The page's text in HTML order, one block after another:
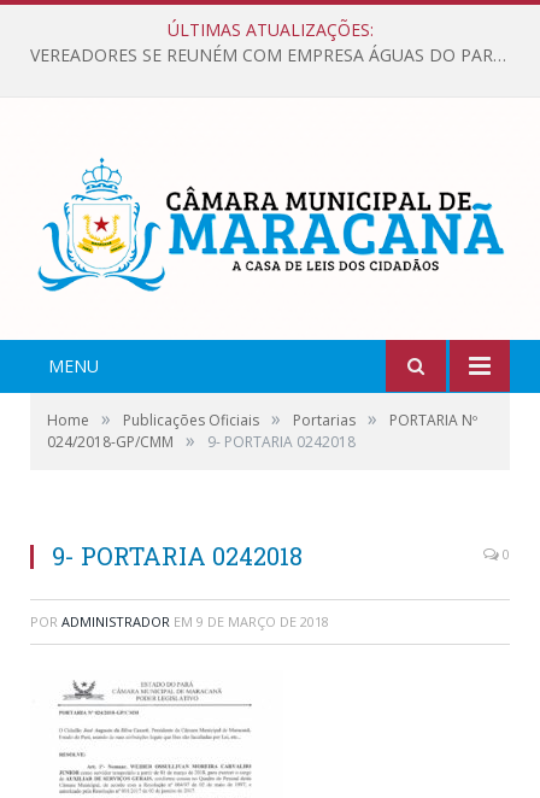
ÚLTIMAS ATUALIZAÇÕES:
VEREADORES SE REUNÉM COM EMPRESA ÁGUAS DO PARÁ, PARA APRESENTAR REIVINDICAÇÕES E MELHORIAS NA QUALIDADE DOS SERVIÇOS OFERECIDOS Á POPULAÇÃO.
MENU
Home » Publicações Oficiais » Portarias »
PORTARIA Nº
024/2018-GP/CMM
» 9- PORTARIA 0242018
9- PORTARIA 0242018 0
POR ADMINISTRADOR EM 9 DE MARÇO DE 2018